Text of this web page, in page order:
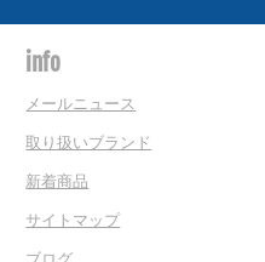
info
メールニュース
取り扱いブランド
新着商品
サイトマップ